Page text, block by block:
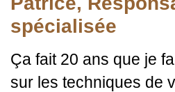
spécialisée
Ça fait 20 ans que je
sur les techniques de